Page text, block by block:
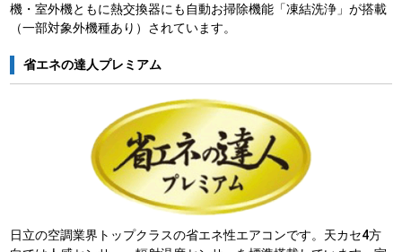
機・室外機ともに熱交換器にも自動お掃除機能「凍結洗浄」が搭載
（一部対象外機種あり）されています。
省エネの達人プレミアム
日立の空調業界トップクラスの省エネ性エアコンです。天カセ4方